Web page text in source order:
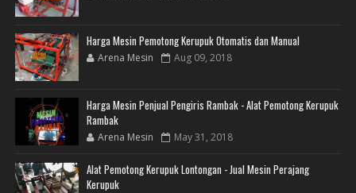
Harga Mesin Pemotong Kerupuk Otomatis dan Manual
Arena Mesin Aug 09, 2018
Harga Mesin Penjual Pengiris Rambak - Alat Pemotong Kerupuk
Rambak
Arena Mesin May 31, 2018
Alat Pemotong Kerupuk Lontongan - Jual Mesin Perajang
Kerupuk